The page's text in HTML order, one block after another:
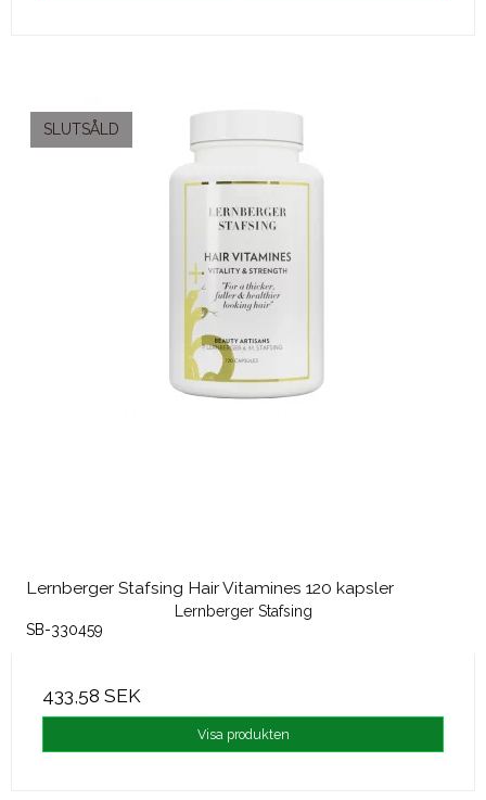
SLUTSÅLD
Lernberger Stafsing Hair Vitamines 120 kapsler
Lernberger Stafsing
SB-330459
433,58 SEK
Visa produkten